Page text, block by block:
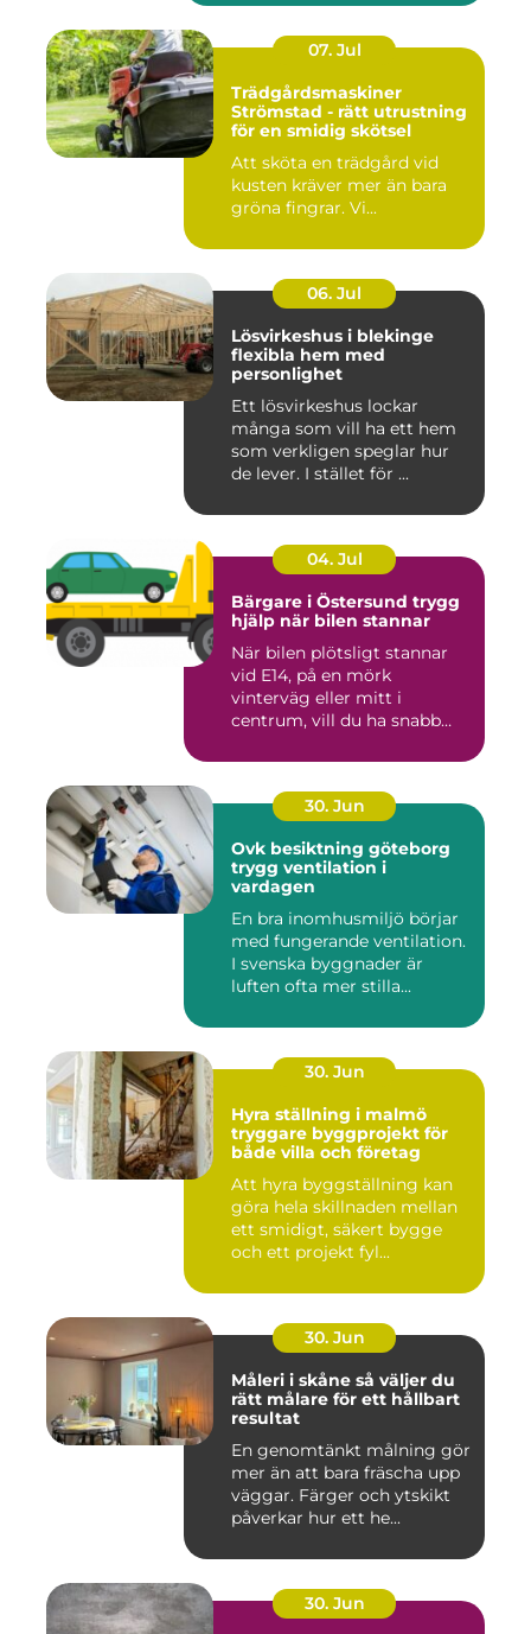
07. Jul
Trädgårdsmaskiner
Strömstad - rätt utrustning
för en smidig skötsel
Att sköta en trädgård vid
kusten kräver mer än bara
gröna fingrar. Vi...
06. Jul
Lösvirkeshus i blekinge
flexibla hem med
personlighet
Ett lösvirkeshus lockar
många som vill ha ett hem
som verkligen speglar hur
de lever. I stället för ...
04. Jul
Bärgare i Östersund trygg
hjälp när bilen stannar
När bilen plötsligt stannar
vid E14, på en mörk
vinterväg eller mitt i
centrum, vill du ha snabb
30. Jun
Ovk besiktning göteborg
trygg ventilation i
vardagen
En bra inomhusmiljö börjar
med fungerande ventilation.
I svenska byggnader är
luften ofta mer stilla...
30. Jun
Hyra ställning i malmö
tryggare byggprojekt för
både villa och företag
Att hyra byggställning kan
göra hela skillnaden mellan
ett smidigt, säkert bygge
och ett projekt fyl...
30. Jun
Måleri i skåne så väljer du
rätt målare för ett hållbart
resultat
En genomtänkt målning gör
mer än att bara fräscha upp
väggar. Färger och ytskikt
påverkar hur ett he...
30. Jun